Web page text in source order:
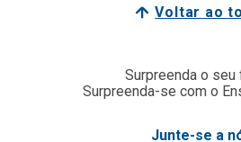
Voltar ao
Surpreenda o seu
Surpreenda-se com o
Junte-se a